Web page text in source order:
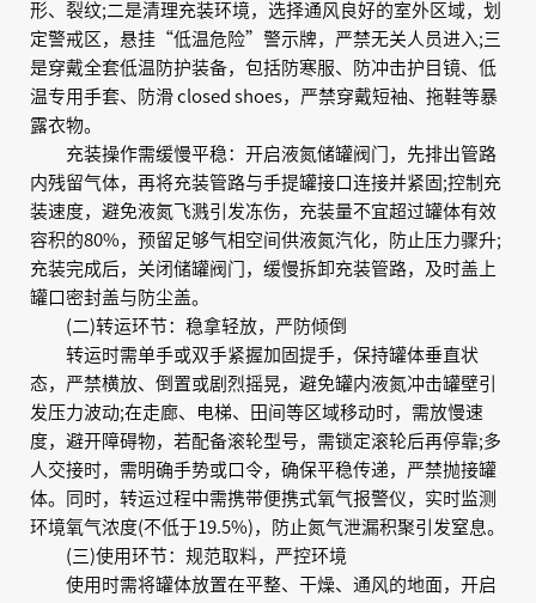
形、裂纹;二是清理充装环境，选择通风良好的室外区域，划
定警戒区，悬挂“低温危险”警示牌，严禁无关人员进入;三
是穿戴全套低温防护装备，包括防寒服、防冲击护目镜、低
温专用手套、防滑 closed shoes，严禁穿戴短袖、拖鞋等暴
露衣物。
充装操作需缓慢平稳：开启液氮储罐阀门，先排出管路
内残留气体，再将充装管路与手提罐接口连接并紧固;控制充
装速度，避免液氮飞溅引发冻伤，充装量不宜超过罐体有效
容积的80%，预留足够气相空间供液氮汽化，防止压力骤升;
充装完成后，关闭储罐阀门，缓慢拆卸充装管路，及时盖上
罐口密封盖与防尘盖。
(二)转运环节：稳拿轻放，严防倾倒
转运时需单手或双手紧握加固提手，保持罐体垂直状
态，严禁横放、倒置或剧烈摇晃，避免罐内液氮冲击罐壁引
发压力波动;在走廊、电梯、田间等区域移动时，需放慢速
度，避开障碍物，若配备滚轮型号，需锁定滚轮后再停靠;多
人交接时，需明确手势或口令，确保平稳传递，严禁抛接罐
体。同时，转运过程中需携带便携式氧气报警仪，实时监测
环境氧气浓度(不低于19.5%)，防止氮气泄漏积聚引发窒息。
(三)使用环节：规范取料，严控环境
使用时需将罐体放置在平整、干燥、通风的地面，开启